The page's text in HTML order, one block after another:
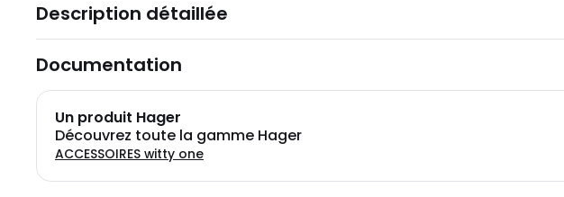
Description détaillée
Documentation
Un produit Hager
Découvrez toute la gamme Hager
ACCESSOIRES witty one